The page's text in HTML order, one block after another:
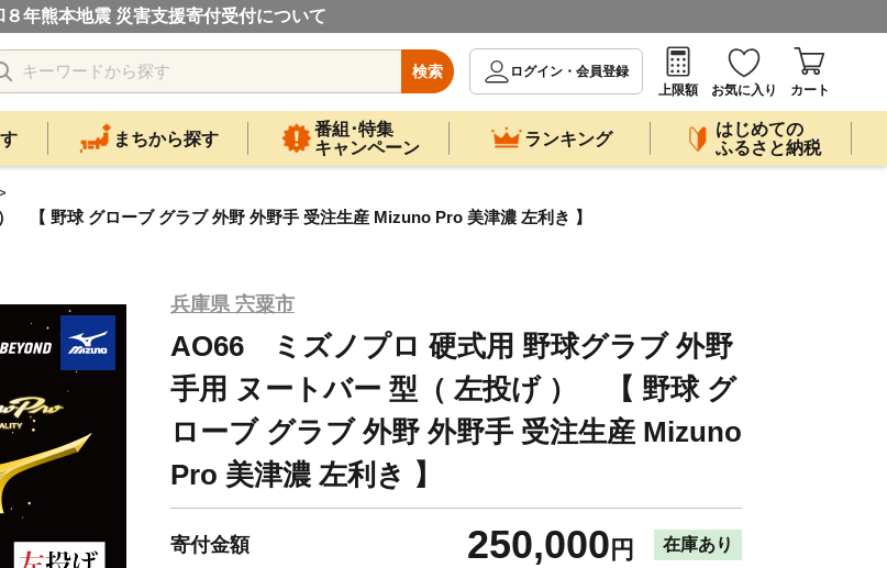
８年熊本地震 災害支援寄付受付について
検索
ログイン・会員登録
上限額
お気に入り カート
まちから探す
番組･特集
キャンペーン
ランキング
はじめての
ふるさと納税
野球 グローブ グラブ 外野 外野手 受注生産 Mizuno Pro 美津濃 左利き 】
兵庫県 宍粟市
AO66 ミズノプロ 硬式用 野球グラブ 外野
手用 ヌートバー 型（ 左投げ ） 【 野球 グ
ローブ グラブ 外野 外野手 受注生産 Mizuno
Pro 美津濃 左利き 】
寄付金額 250,000 円 在庫あり